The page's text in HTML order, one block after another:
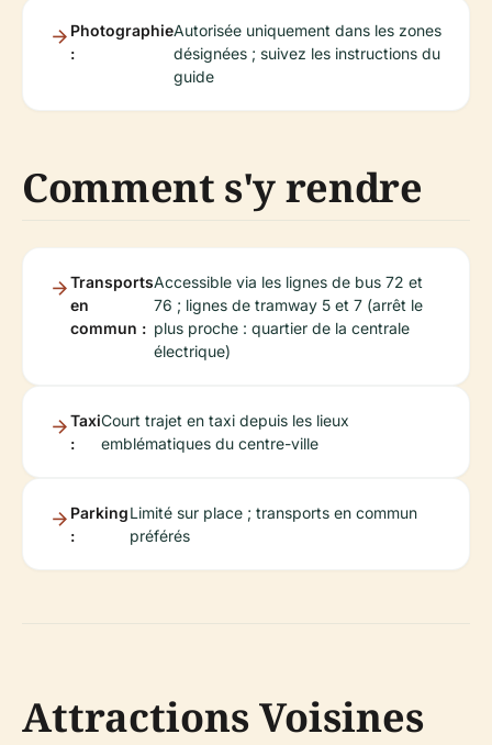
Photographie
:
Autorisée uniquement dans les zones
désignées ; suivez les instructions du
guide
Comment s'y rendre
Transports
en
commun :
Accessible via les lignes de bus 72 et
76 ; lignes de tramway 5 et 7 (arrêt le
plus proche : quartier de la centrale
électrique)
Taxi
:
Court trajet en taxi depuis les lieux
emblématiques du centre-ville
Parking
:
Limité sur place ; transports en commun
préférés
Attractions Voisines